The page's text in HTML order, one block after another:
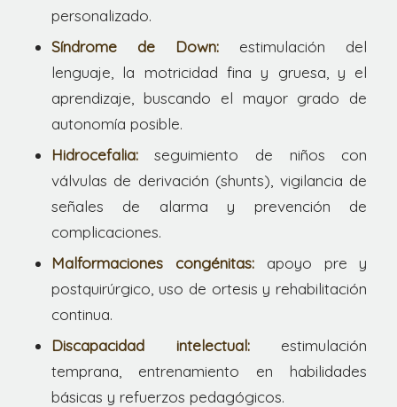
personalizado.
Síndrome de Down: estimulación del
lenguaje, la motricidad fina y gruesa, y el
aprendizaje, buscando el mayor grado de
autonomía posible.
Hidrocefalia:seguimiento de niños con
válvulas de derivación (shunts), vigilancia de
señales de alarma y prevención de
complicaciones.
Malformaciones congénitas:apoyo pre y
postquirúrgico, uso de ortesis y rehabilitación
continua.
Discapacidad intelectual:estimulación
temprana, entrenamiento en habilidades
básicas y refuerzos pedagógicos.